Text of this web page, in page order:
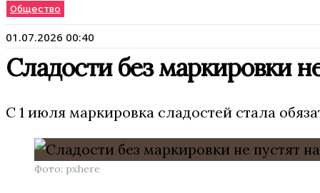
Общество
01.07.2026 00:40
Сладости без маркировки
С 1 июля маркировка сладостей стала
Фото: pxhere